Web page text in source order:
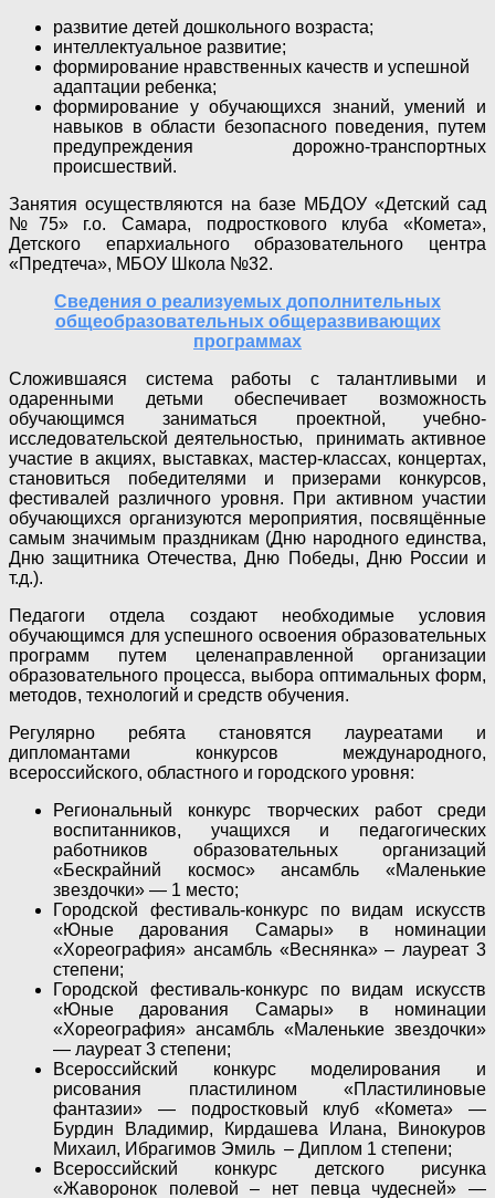
развитие детей дошкольного возраста;
интеллектуальное развитие;
формирование нравственных качеств и успешной
адаптации ребенка;
формирование у обучающихся знаний, умений и
навыков в области безопасного поведения, путем
предупреждения дорожно-транспортных
происшествий.
Занятия осуществляются на базе МБДОУ «Детский сад
№75» г.о. Самара, подросткового клуба «Комета»,
Детского епархиального образовательного центра
«Предтеча», МБОУ Школа №32.
Сведения о реализуемых дополнительных
общеобразовательных общеразвивающих
программах
Сложившаяся система работы с талантливыми и
одаренными детьми обеспечивает возможность
обучающимся заниматься проектной, учебно-
исследовательской деятельностью, принимать активное
участие в акциях, выставках, мастер-классах, концертах,
становиться победителями и призерами конкурсов,
фестивалей различного уровня. При активном участии
обучающихся организуются мероприятия, посвящённые
самым значимым праздникам (Дню народного единства,
Дню защитника Отечества, Дню Победы, Дню России и
т.д.).
Педагоги отдела создают необходимые условия
обучающимся для успешного освоения образовательных
программ путем целенаправленной организации
образовательного процесса, выбора оптимальных форм,
методов, технологий и средств обучения.
Регулярно ребята становятся лауреатами и
дипломантами конкурсов международного,
всероссийского, областного и городского уровня:
Региональный конкурс творческих работ среди
воспитанников, учащихся и педагогических
работников образовательных организаций
«Бескрайний космос» ансамбль «Маленькие
звездочки» — 1 место;
Городской фестиваль-конкурс по видам искусств
«Юные дарования Самары» в номинации
«Хореография» ансамбль «Веснянка» – лауреат 3
степени;
Городской фестиваль-конкурс по видам искусств
«Юные дарования Самары» в номинации
«Хореография» ансамбль «Маленькие звездочки»
— лауреат 3 степени;
Всероссийский конкурс моделирования и
рисования пластилином «Пластилиновые
фантазии» — подростковый клуб «Комета» —
Бурдин Владимир, Кирдашева Илана, Винокуров
Михаил, Ибрагимов Эмиль – Диплом 1 степени;
Всероссийский конкурс детского рисунка
«Жаворонок полевой – нет певца чудесней» —